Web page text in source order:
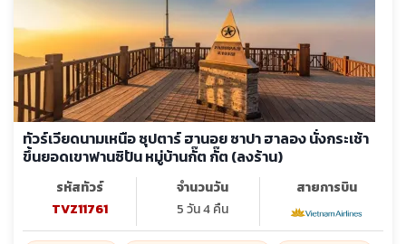
ทัวร์เวียดนามเหนือ ซุปตาร์ ฮานอย ซาปา ฮาลอง นั่งกระเช้า
ขึ้นยอดเขาฟานซิปัน หมู่บ้านกั๊ต กั๊ต (ลงร้าน)
รหัสทัวร์
TVZ11761
จำนวนวัน
5 วัน 4 คืน
สายการบิน